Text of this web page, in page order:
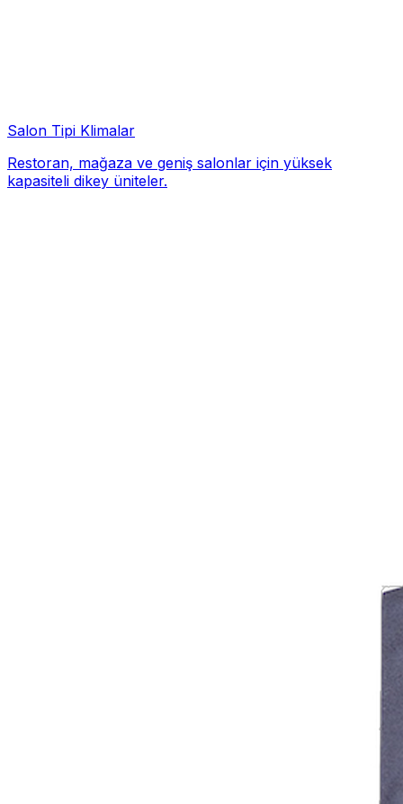
Salon Tipi Klimalar
Restoran, mağaza ve geniş salonlar için yüksek
kapasiteli dikey üniteler.